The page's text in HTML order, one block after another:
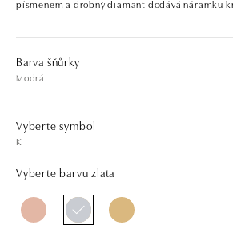
písmenem a drobný diamant dodává náramku
Barva šňůrky
Modrá
Vyberte symbol
K
Vyberte barvu zlata